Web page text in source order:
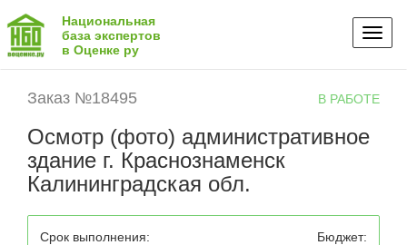
Национальная
база экспертов
в Оценке ру
Заказ №18495 В РАБОТЕ
Осмотр (фото) административное
здание г. Краснознаменск
Калининградская обл.
Срок выполнения:
Бюджет: